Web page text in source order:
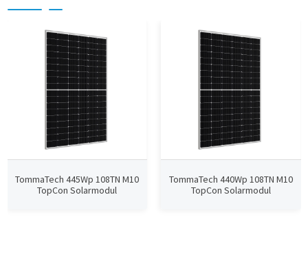
TommaTech 445Wp 108TN M10
TopCon Solarmodul
TommaTech 440Wp 108TN M10
TopCon Solarmodul